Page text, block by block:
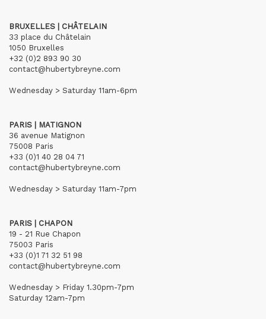
BRUXELLES | CHÂTELAIN
33 place du Châtelain
1050 Bruxelles
+32 (0)2 893 90 30
contact@hubertybreyne.com
Wednesday > Saturday 11am-6pm
PARIS | MATIGNON
36 avenue Matignon
75008 Paris
+33 (0)1 40 28 04 71
contact@hubertybreyne.com
Wednesday > Saturday 11am-7pm
PARIS | CHAPON
19 - 21 Rue Chapon
75003 Paris
+33 (0)1 71 32 51 98
contact@hubertybreyne.com
Wednesday > Friday 1.30pm-7pm
Saturday 12am-7pm